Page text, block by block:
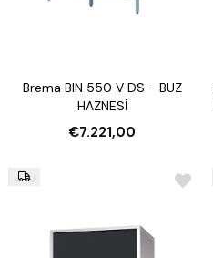
Brema BIN 550 V DS - BUZ
HAZNESİ
€7.221,00